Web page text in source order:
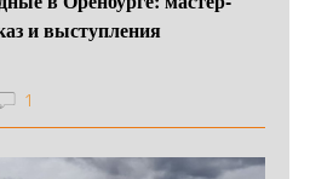
и выступления
1